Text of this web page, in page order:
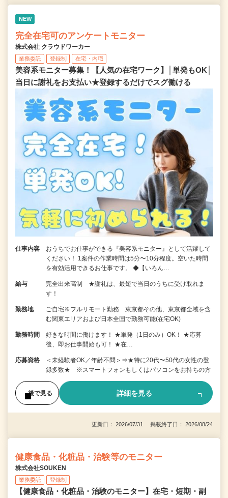
NEW
完全在宅可のアンケートモニター
株式会社 クラウドワーカー
業務委託 登録制 在宅・内職
美容系モニター募集！【人気の在宅ワーク】│単発もOK│
当日に謝礼をお支払い★登録するだけでスグ働ける
仕事内容
おうちでお仕事ができる『美容系モニター』として活躍して
ください！ 1案件の作業時間は5分〜10分程度。空いた時間
を有効活用できるお仕事です。 ◆【いろん…
給与
完全出来高制 ★謝礼は、最短で当日のうちに受け取れま
す！
勤務地
ご自宅※フルリモート勤務 東京都その他、東京都全域を含
む関東エリアおよび日本全国で勤務可能(在宅OK)
勤務時間
好きな時間に働けます！ ★単発（1日のみ）OK！ ★応募
後、即お仕事開始も可！ ★在…
応募資格
＜未経験者OK／年齢不問＞⇒★特に20代〜50代の女性の登
録多数★ ※スマートフォンもしくはパソコンをお持ちの方
後で見る 詳細を見る
更新日： 2026/07/31 掲載終了日： 2026/08/24
健康食品・化粧品・治験等のモニター
株式会社SOUKEN
業務委託 登録制
【健康食品・化粧品・治験のモニター】在宅・短期・副